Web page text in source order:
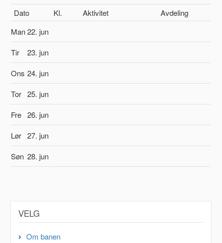
Dato Kl. Aktivitet
Avdeling
Man22. jun
Tir
23. jun
Ons 24. jun
Tor 25. jun
Fre 26. jun
Lør 27. jun
Søn 28. jun
VELG
Om banen